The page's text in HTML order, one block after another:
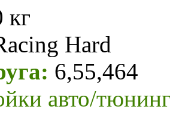
кг
Hard
6,55,464
авто/